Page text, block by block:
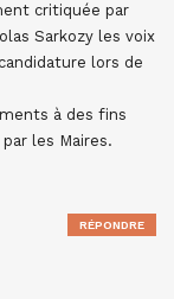
critiquée par
Sarkozy les voix
lors de
à des fins
les Maires.
RÉPONDRE